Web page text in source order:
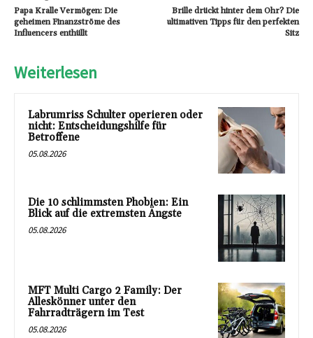
Papa Kralle Vermögen: Die
geheimen Finanzströme des
Influencers enthüllt
Brille drückt hinter dem Ohr? Die
ultimativen Tipps für den perfekten
Sitz
Weiterlesen
Labrumriss Schulter operieren oder
nicht: Entscheidungshilfe für
Betroffene
05.08.2026
Die 10 schlimmsten Phobien: Ein
Blick auf die extremsten Ängste
05.08.2026
MFT Multi Cargo 2 Family: Der
Alleskönner unter den
Fahrradträgern im Test
05.08.2026